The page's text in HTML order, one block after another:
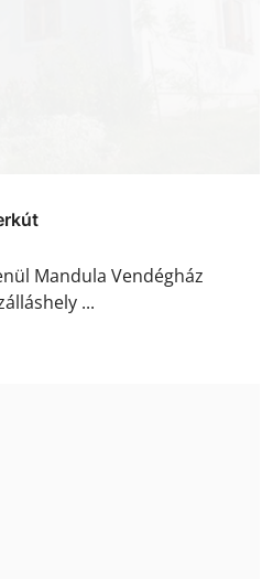
Mandula Vendégház
...